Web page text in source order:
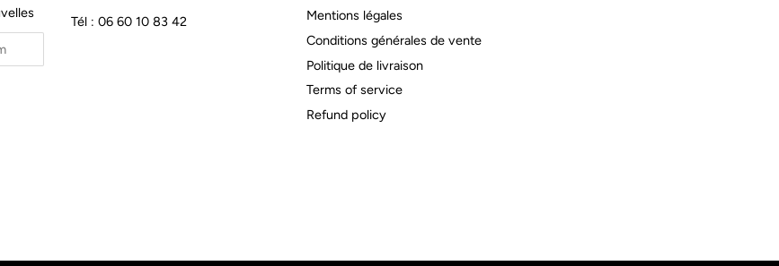
Tél : 06 60 10 83 42
Mentions légales
Conditions générales de vente
Politique de livraison
Terms of service
Refund policy